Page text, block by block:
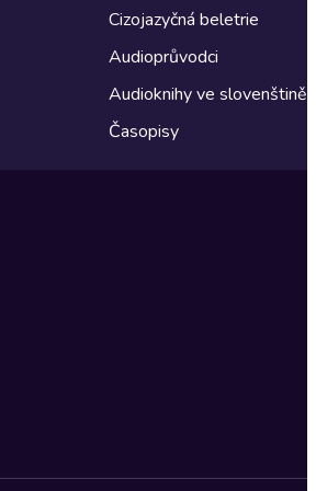
Cizojazyčná beletrie
Audioprůvodci
Audioknihy ve slovenštině
Časopisy